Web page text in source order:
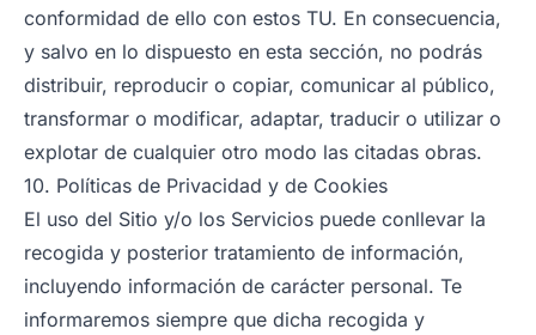
conformidad de ello con estos TU. En consecuencia,
y salvo en lo dispuesto en esta sección, no podrás
distribuir, reproducir o copiar, comunicar al público,
transformar o modificar, adaptar, traducir o utilizar o
explotar de cualquier otro modo las citadas obras.
10. Políticas de Privacidad y de Cookies
El uso del Sitio y/o los Servicios puede conllevar la
recogida y posterior tratamiento de información,
incluyendo información de carácter personal. Te
informaremos siempre que dicha recogida y